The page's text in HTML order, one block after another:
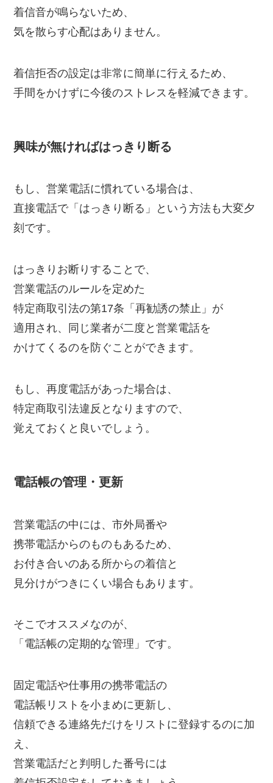
着信音が鳴らないため、
気を散らす心配はありません。
着信拒否の設定は非常に簡単に行えるため、
手間をかけずに今後のストレスを軽減できます。
興味が無ければはっきり断る
もし、営業電話に慣れている場合は、
直接電話で「はっきり断る」という方法も大変夕
刻です。
はっきりお断りすることで、
営業電話のルールを定めた
特定商取引法の第17条「再勧誘の禁止」が
適用され、同じ業者が二度と営業電話を
かけてくるのを防ぐことができます。
もし、再度電話があった場合は、
特定商取引法違反となりますので、
覚えておくと良いでしょう。
電話帳の管理・更新
営業電話の中には、市外局番や
携帯電話からのものもあるため、
お付き合いのある所からの着信と
見分けがつきにくい場合もあります。
そこでオススメなのが、
「電話帳の定期的な管理」です。
固定電話や仕事用の携帯電話の
電話帳リストを小まめに更新し、
信頼できる連絡先だけをリストに登録するのに加
え、
営業電話だと判明した番号には